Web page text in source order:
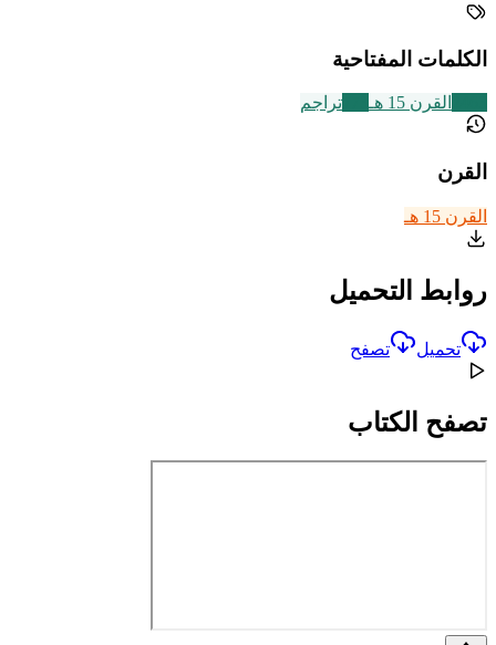
الكلمات المفتاحية
القرن 15 هـ تراجم
القرن
القرن 15 هـ
روابط التحميل
تحميل تصفح
تصفح الكتاب